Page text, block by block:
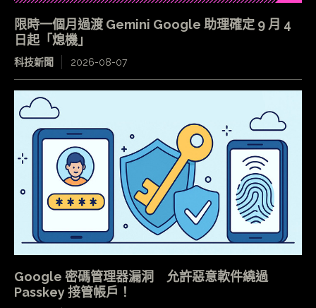
限時一個月過渡 Gemini Google 助理確定 9 月 4
日起「熄機」
科技新聞 2026-08-07
Google 密碼管理器漏洞 允許惡意軟件繞過
Passkey 接管帳戶！